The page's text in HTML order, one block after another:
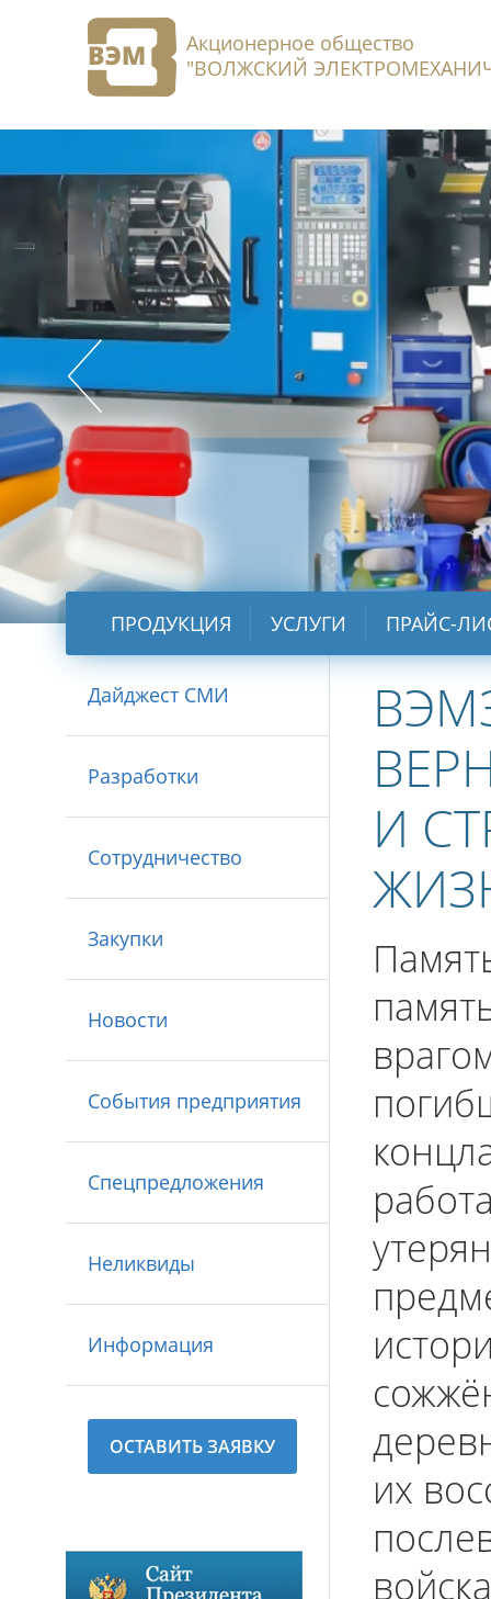
Акционерное общество
"ВОЛЖСКИЙ
ПРОДУКЦИЯ УСЛУГИ ПРАЙС-
Дайджест СМИ
Разработки
Сотрудничество
Закупки
Новости
События предприятия
Спецпредложения
Неликвиды
Информация
ОСТАВИТЬ ЗАЯВКУ
И
их